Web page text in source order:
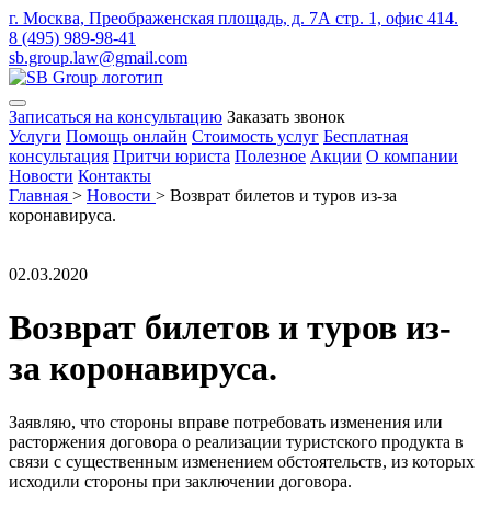
г. Москва, Преображенская площадь, д. 7А стр. 1, офис 414.
8 (495) 989-98-41
sb.group.law@gmail.com
Записаться на консультацию Заказать звонок
Услуги Помощь онлайн Стоимость услуг Бесплатная
консультация Притчи юриста Полезное Акции О компании
Новости Контакты
Главная > Новости > Возврат билетов и туров из-за
коронавируса.
02.03.2020
Возврат билетов и туров из-
за коронавируса.
Заявляю, что стороны вправе потребовать изменения или
расторжения договора о реализации туристского продукта в
связи с существенным изменением обстоятельств, из которых
исходили стороны при заключении договора.